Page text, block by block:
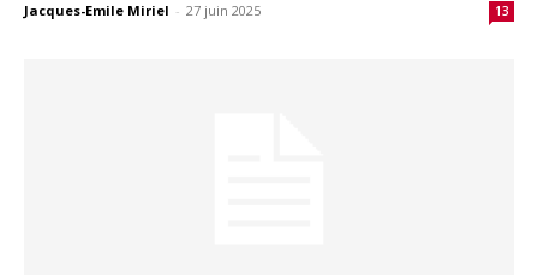
Jacques-Emile Miriel - 27 juin 2025 13